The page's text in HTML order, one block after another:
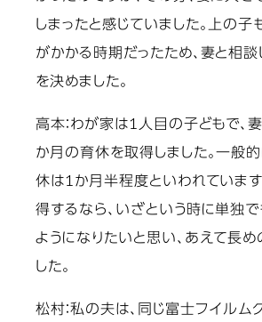
しまったと感じていました。上の
がかかる時期だったため、妻と相談
を決めました。
高本：わが家は1人目の子どもで、
か月の育休を取得しました。一般
休は1か月半程度といわれています
得するなら、いざという時に単独
ようになりたいと思い、あえて長
した。
松村：私の夫は、同じ富士フイルム